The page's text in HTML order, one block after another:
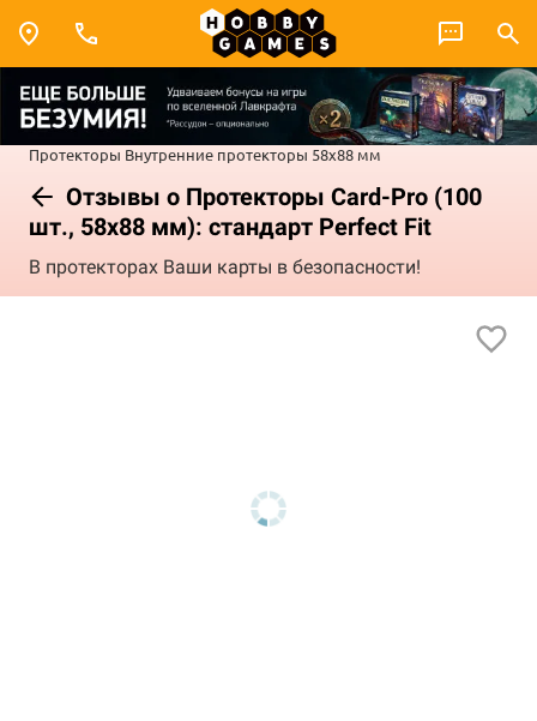
Протекторы Внутренние протекторы 58x88 мм
Отзывы о Протекторы Card-Pro (100
шт., 58х88 мм): стандарт Perfect Fit
В протекторах Ваши карты в безопасности!